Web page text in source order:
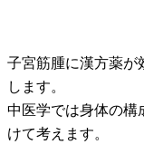
子宮筋腫に漢方薬が
します。
中医学では身体の構
けて考えます。